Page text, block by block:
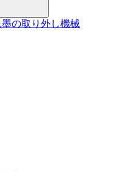
の取り外し機械